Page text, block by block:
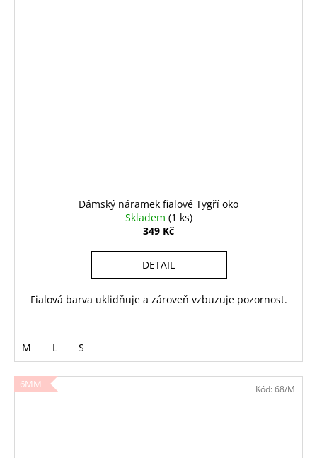
Dámský náramek fialové Tygří oko
Skladem (1 ks)
349 Kč
DETAIL
Fialová barva uklidňuje a zároveň vzbuzuje pozornost.
M L S
6MM Kód: 68/M